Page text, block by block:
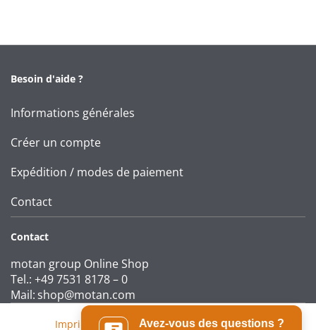
Avez-vous des questions ?
Besoin d'aide ?
Informations générales
Créer un compte
Expédition / modes de paiement
Contact
Contact
motan group Online Shop
Tel.: +49 7531 8178 – 0
Mail: shop@motan.com
Imprint | T&Cs | Data protection statement